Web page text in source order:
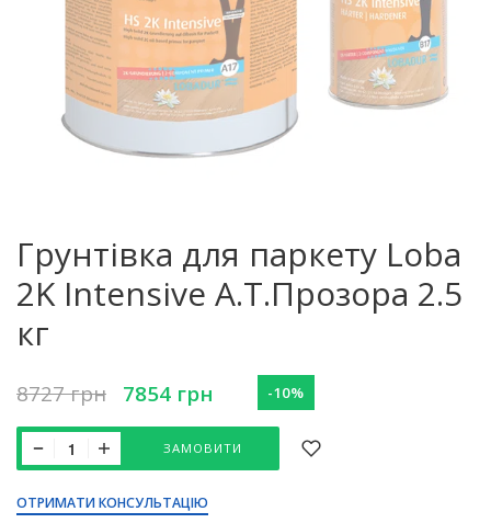
Грунтівка для паркету Loba
2K Intensive A.T.Прозора 2.5
кг
8727грн 7854 грн -10%
ЗАМОВИТИ
ОТРИМАТИ КОНСУЛЬТАЦІЮ